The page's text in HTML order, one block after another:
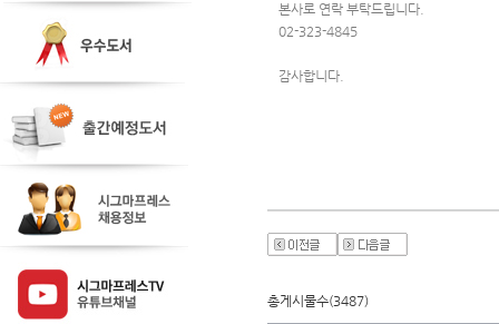
본사로 연락 부탁드립니다.
02-323-4845
감사합니다.
총게시물수(3487)